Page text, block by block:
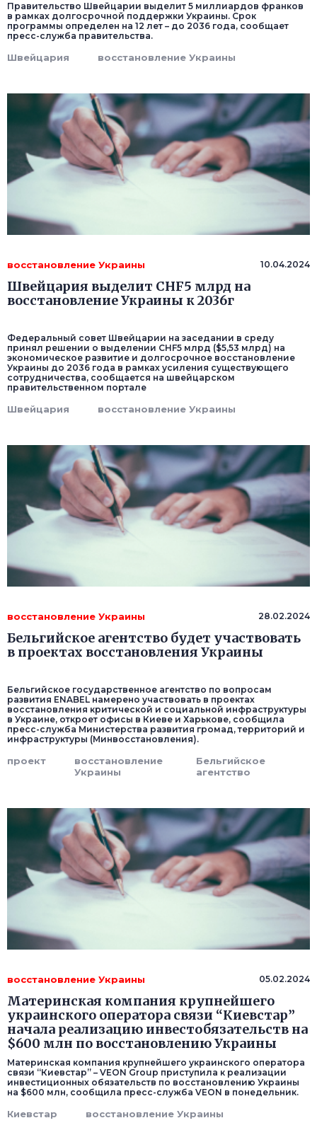
Правительство Швейцарии выделит 5 миллиардов франков
в рамках долгосрочной поддержки Украины. Срок
программы определен на 12 лет – до 2036 года, сообщает
пресс-служба правительства.
Швейцария восстановление Украины
восстановление Украины 10.04.2024
Швейцария выделит CHF5 млрд на
восстановление Украины к 2036г
Федеральный совет Швейцарии на заседании в среду
принял решении о выделении CHF5 млрд ($5,53 млрд) на
экономическое развитие и долгосрочное восстановление
Украины до 2036 года в рамках усиления существующего
сотрудничества, сообщается на швейцарском
правительственном портале
Швейцария восстановление Украины
восстановление Украины 28.02.2024
Бельгийское агентство будет участвовать
в проектах восстановления Украины
Бельгийское государственное агентство по вопросам
развития ENABEL намерено участвовать в проектах
восстановления критической и социальной инфраструктуры
в Украине, откроет офисы в Киеве и Харькове, сообщила
пресс-служба Министерства развития громад, территорий и
инфраструктуры (Минвосстановления).
проект
восстановление
Украины
Бельгийское
агентство
восстановление Украины 05.02.2024
Материнская компания крупнейшего
украинского оператора связи “Киевстар”
начала реализацию инвестобязательств на
$600 млн по восстановлению Украины
Материнская компания крупнейшего украинского оператора
связи “Киевстар” – VEON Group приступила к реализации
инвестиционных обязательств по восстановлению Украины
на $600 млн, сообщила пресс-служба VEON в понедельник.
Киевстар восстановление Украины